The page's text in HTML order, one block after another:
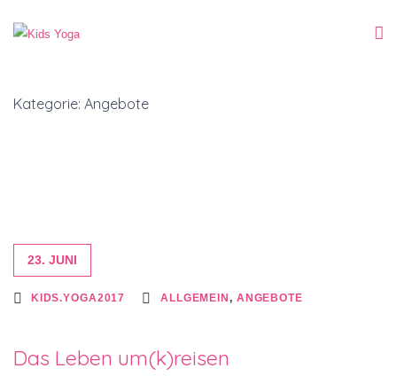
Kategorie: Angebote
23. JUNI
KIDS.YOGA2017 ALLGEMEIN, ANGEBOTE
Das Leben um(k)reisen